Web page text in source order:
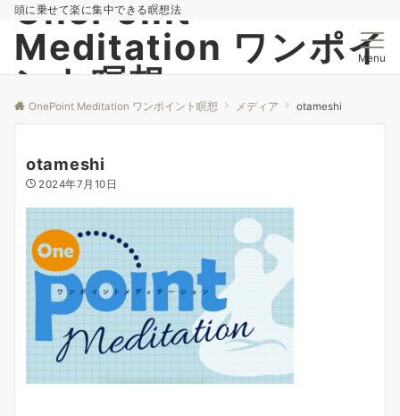
頭に乗せて楽に集中できる瞑想法
OnePoint
Meditation ワンポイ
ント瞑想
Menu
OnePoint Meditation ワンポイント瞑想 メディア otameshi
otameshi
2024年7月10日